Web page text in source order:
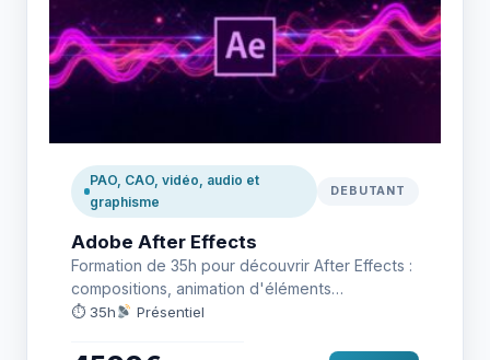
PAO, CAO, vidéo, audio et
graphisme
DEBUTANT
Adobe After Effects
Formation de 35h pour découvrir After Effects :
compositions, animation d'éléments
graphiques, effets visuels, titrage dynamique et
⏱ 35h Présentiel